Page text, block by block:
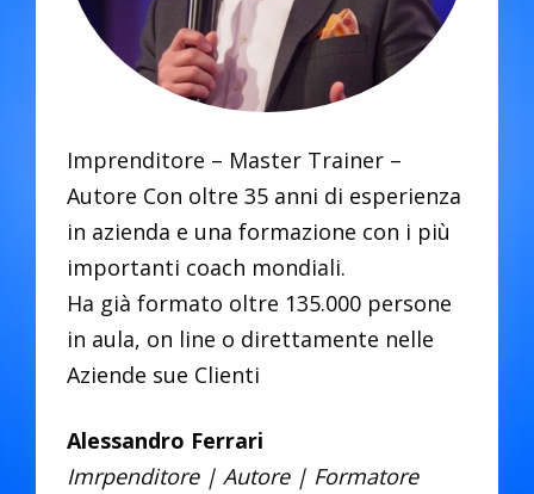
Imprenditore – Master Trainer –
Autore Con oltre 35 anni di esperienza
in azienda e una formazione con i più
importanti coach mondiali.
Ha già formato oltre 135.000 persone
in aula, on line o direttamente nelle
Aziende sue Clienti
Alessandro Ferrari
Imrpenditore | Autore | Formatore